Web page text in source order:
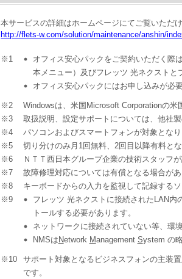
本サービスの詳細はホームページにてご覧いただ
http://flets-w.com/solution/maintenance/anshin/
※1
オフィス安心パックをご契約いただく際
本メニュー）及びフレッツ 光ネクスト
オフィス安心パックにはお申し込みが必
※2
Windowsは、米国Microsoft Corporationの
※3
取扱説明、設定サポートについては、他社
※4
パソコンおよびスマートフォンが対象とな
※5
切り分けのみ月1回無料、2回目以降有料と
※6
ＮＴＴ西日本グループ企業の技術スタッフ
※7
故障修理対応については有償となる場合が
※8
キーボードからの入力を監視して記録する
※9
フレッツ 光ネクストに接続されたLAN
トールする必要があります。
ネットワークに接続されていない等、環
NMSは Network Management System の
※10
サポート対象となるビジネスフォンの主装
です。